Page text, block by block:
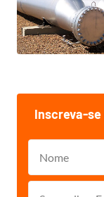
Inscreva-se